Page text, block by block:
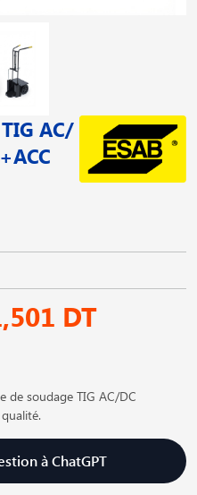
TIG AC/
DT
de soudage TIG AC/DC
à ChatGPT